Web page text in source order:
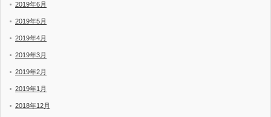
2019年6月
2019年5月
2019年4月
2019年3月
2019年2月
2019年1月
2018年12月